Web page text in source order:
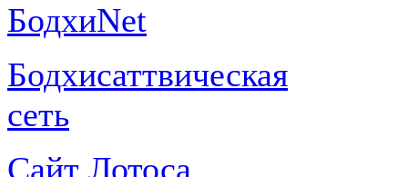
БодхиNet
Бодхисаттвическая
сеть
Сайт Лотоса